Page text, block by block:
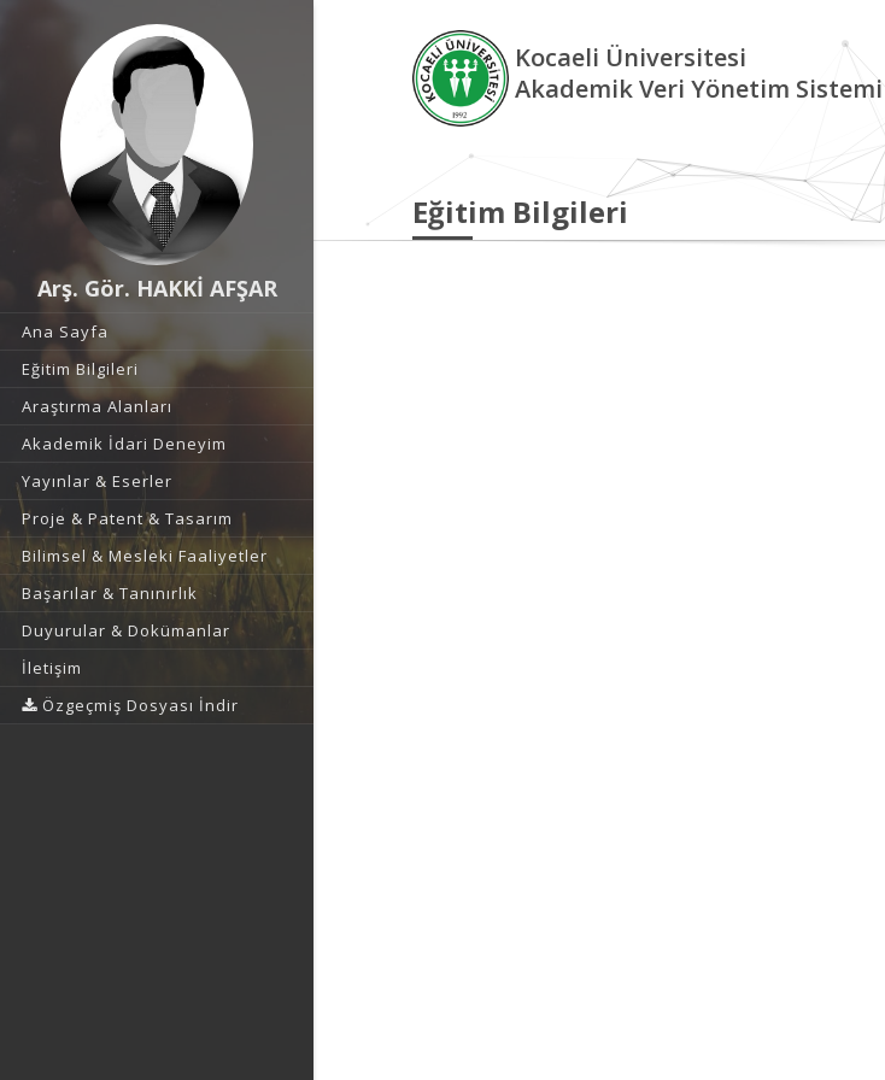
Arş. Gör. HAKKİ AFŞAR
Ana Sayfa
Eğitim Bilgileri
Araştırma Alanları
Akademik İdari Deneyim
Yayınlar & Eserler
Proje & Patent & Tasarım
Bilimsel & Mesleki Faaliyetler
Başarılar & Tanınırlık
Duyurular & Dokümanlar
İletişim
Özgeçmiş Dosyası İndir
Kocaeli Üniversitesi
Akademik Veri Yönetim Sistemi
Eğitim Bilgileri